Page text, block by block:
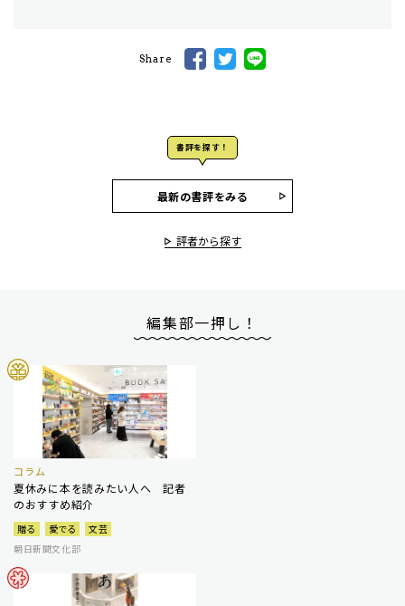
Share
書評を探す！
最新の書評をみる
評者から探す
編集部一押し！
コラム
夏休みに本を読みたい人へ 記者
のおすすめ紹介
贈る 愛でる
文芸
朝日新聞文化部